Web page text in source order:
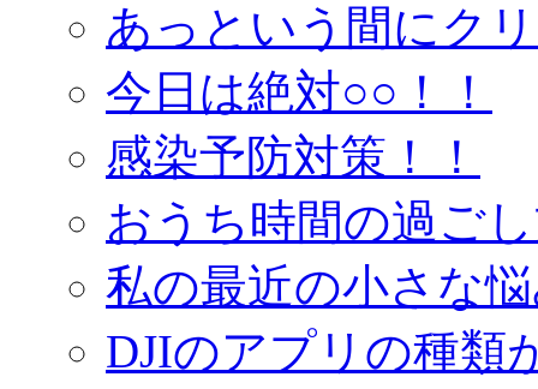
あっという間にク
今日は絶対○○！！
感染予防対策！！
おうち時間の過ご
私の最近の小さな
DJIのアプリの種類